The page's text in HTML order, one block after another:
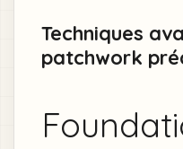
Techniques
patchwork